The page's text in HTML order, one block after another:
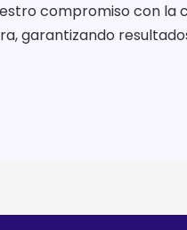
compromiso con la
garantizando